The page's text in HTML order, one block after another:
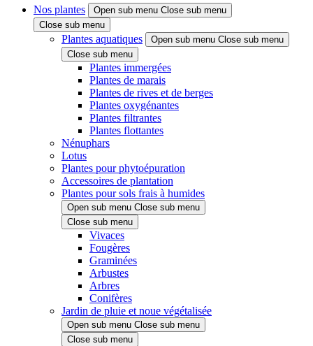
Nos plantes Open sub menu Close sub menu
Close sub menu
Plantes aquatiques Open sub menu Close sub menu
Close sub menu
Plantes immergées
Plantes de marais
Plantes de rives et de berges
Plantes oxygénantes
Plantes filtrantes
Plantes flottantes
Nénuphars
Lotus
Plantes pour phytoépuration
Accessoires de plantation
Plantes pour sols frais à humides
Open sub menu Close sub menu
Close sub menu
Vivaces
Fougères
Graminées
Arbustes
Arbres
Conifères
Jardin de pluie et noue végétalisée
Open sub menu Close sub menu
Close sub menu